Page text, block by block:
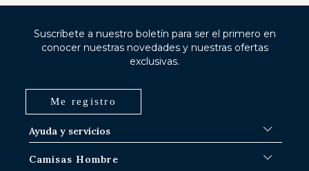
Ayuda y servicios
Procedimientos de envío
Camisas Hombre
Suscríbete a nuestro boletín para ser el primero en
conocer nuestras novedades y nuestras ofertas
exclusivas.
Me registro